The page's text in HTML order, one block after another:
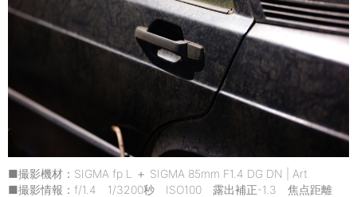
■撮影機材：SIGMA fp L ＋ SIGMA 85mm F1.4 DG DN | Art
■撮影情報：f/1.4 1/3200秒 ISO100 露出補正-1.3 焦点距離